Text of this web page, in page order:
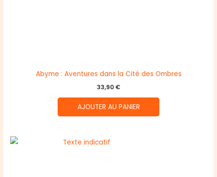
Abyme : Aventures dans la Cité des Ombres
33,90 €
AJOUTER AU PANIER